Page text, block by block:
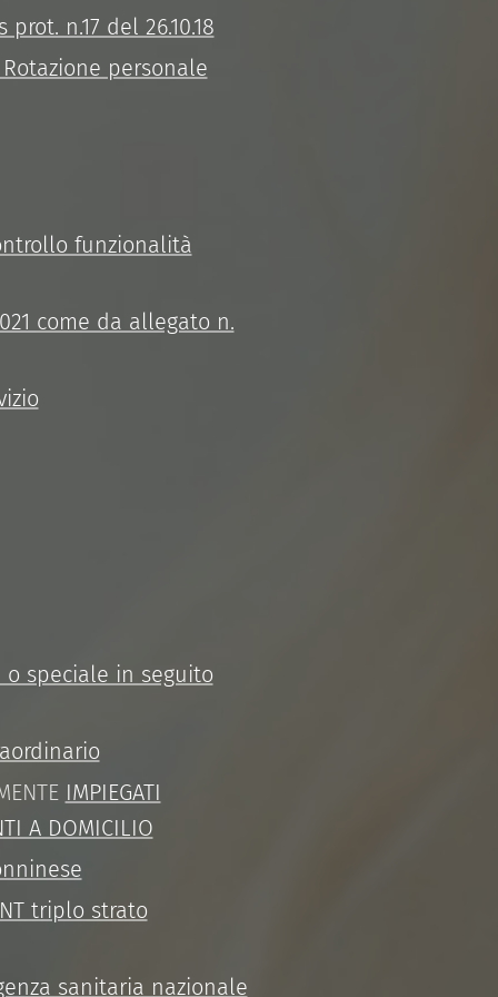
n.17 del 26.10.18
personale
funzionalità
come da allegato n.
o speciale in seguito
IMPIEGATI
A DOMICILIO
triplo strato
sanitaria nazionale